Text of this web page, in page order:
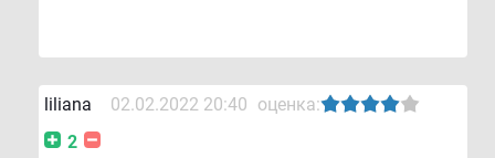
liliana 02.02.2022 20:40 оценка:
2